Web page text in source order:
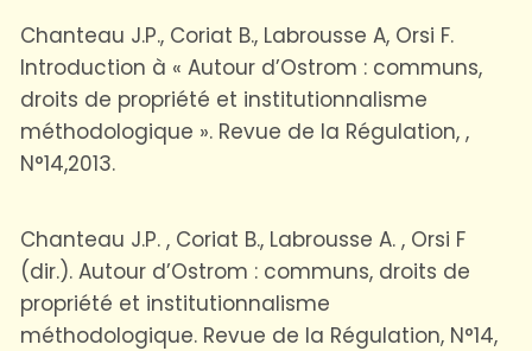
Chanteau J.P., Coriat B., Labrousse A, Orsi F.
Introduction à « Autour d’Ostrom : communs,
droits de propriété et institutionnalisme
méthodologique ». Revue de la Régulation, ,
N°14,2013.
Chanteau J.P. , Coriat B., Labrousse A. , Orsi F
(dir.). Autour d’Ostrom : communs, droits de
propriété et institutionnalisme
méthodologique. Revue de la Régulation, N°14,